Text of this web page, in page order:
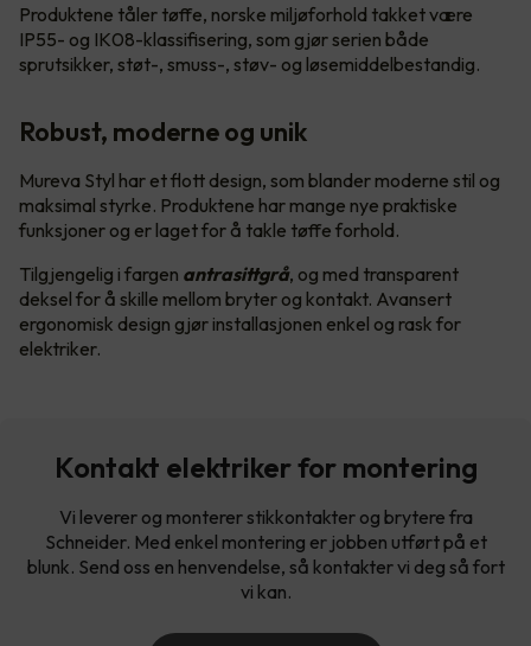
Produktene tåler tøffe, norske miljøforhold takket være
IP55- og IK08-klassifisering, som gjør serien både
sprutsikker, støt-, smuss-, støv- og løsemiddelbestandig.
Robust, moderne og unik
Mureva Styl har et flott design, som blander moderne stil og
maksimal styrke. Produktene har mange nye praktiske
funksjoner og er laget for å takle tøffe forhold.
Tilgjengelig i fargen antrasittgrå, og med transparent
deksel for å skille mellom bryter og kontakt. Avansert
ergonomisk design gjør installasjonen enkel og rask for
elektriker.
Kontakt elektriker for montering
Vi leverer og monterer stikkontakter og brytere fra
Schneider. Med enkel montering er jobben utført på et
blunk. Send oss en henvendelse, så kontakter vi deg så fort
vi kan.